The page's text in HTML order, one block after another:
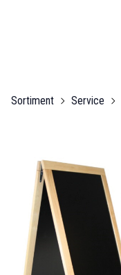
Sortiment Service